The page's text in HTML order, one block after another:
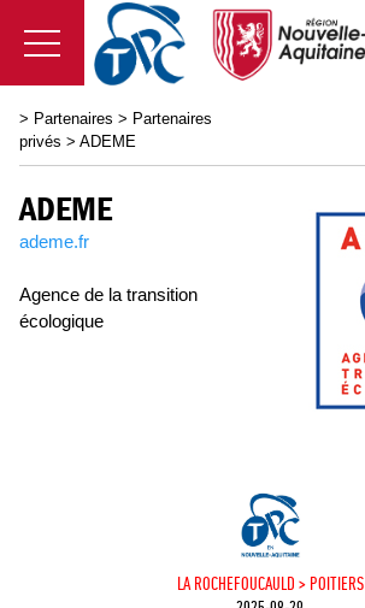
> Partenaires > Partenaires
privés > ADEME
ADEME
ademe.fr
Agence de la transition
écologique
LA ROCHEFOUCAULD > POITIERS